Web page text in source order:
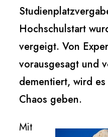
Hochschulstart
vergeigt. Von
vorausgesagt und
dementiert, wird
Chaos geben.
Mit